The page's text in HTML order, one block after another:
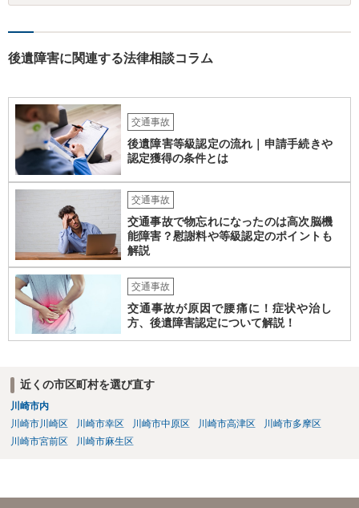
分かりませんが、資力に応じた対応をして行くほかありません。 訴訟
ャラクターの問題もあるので、どうすればよいのかという正解はあり
合によっては交渉を任せた方がいいかもしれません。
後遺障害に関連する法律相談コラム
交通事故
後遺障害等級認定の流れ｜申請手続きや
認定獲得の条件とは
交通事故
交通事故で物忘れになったのは高次脳機
能障害？慰謝料や等級認定のポイントも
解説
交通事故
交通事故が原因で腰痛に！症状や治し
方、後遺障害認定について解説！
近くの市区町村を選び直す
川崎市内
川崎市川崎区
川崎市幸区 川崎市中原区 川崎市高津区
川崎市多摩区
川崎市宮前区
川崎市麻生区